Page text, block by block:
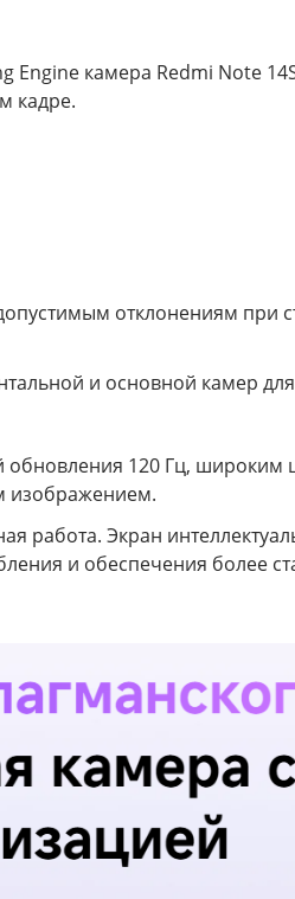
Engine камера Redmi Note
кадре.
отклонениям при
и основной камер
120 Гц, широким
изображением.
работа. Экран
и обеспечения более